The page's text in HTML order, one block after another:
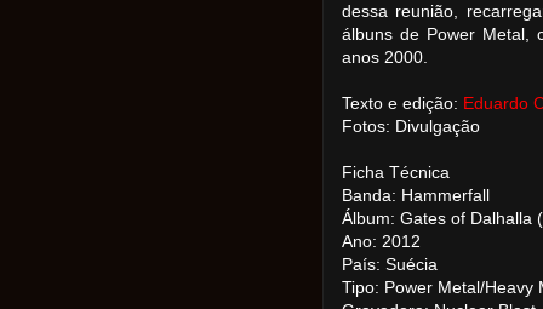
dessa reunião,
álbuns de Power Metal,
anos 2000.
Texto e edição: Eduardo
Fotos: Divulgação
Ficha Técnica
Banda: Hammerfall
Álbum: Gates of Dalhalla
Ano: 2012
País: Suécia
Tipo: Power Metal/Heavy